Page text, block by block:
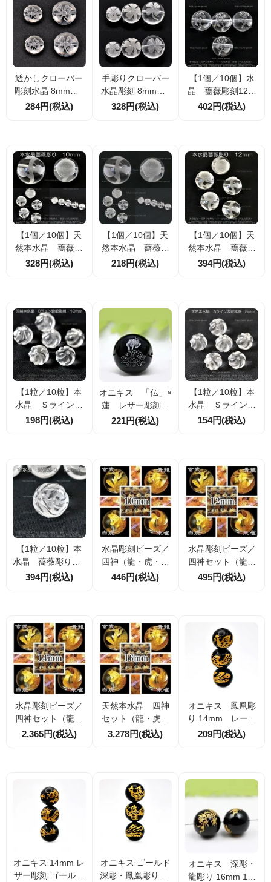
透かしクローバー
彫刻水晶 8mm・1
0mm 1粒販売／1
284円(税込)
手彫りクローバー
水晶彫刻 8mm・1
0mm・12mm 1
石ビーズ
328円(税込)
【1個／10個】水
晶 薔薇彫刻12ｍ
ｍ 切り抜き透か
402円(税込)
【1個／10個】天
然本水晶 薔薇彫
刻10ｍｍ 立体手
328円(税込)
【1個／10個】天
然本水晶 薔薇彫
刻8ｍｍ 立体深彫
218円(税込)
【1個／10個】天
然本水晶 薔薇彫
刻12ｍｍ 手彫り
394円(税込)
【1粒／10粒】本
水晶 Ｓライン波
紋彫刻 10ｍｍ
198円(税込)
オニキス 「仏」×
蓮 レザー彫刻ビ
ーズ シルバー彫
221円(税込)
【1粒／10粒】本
水晶 Ｓライン波
紋彫刻 8ｍｍ（1
154円(税込)
【1粒／10粒】本
水晶 薔薇彫り 1
2ｍｍ（17572467
394円(税込)
水晶彫刻ビーズ／
四神（龍・虎・朱
雀・玄武）ゴール
446円(税込)
水晶彫刻ビーズ／
四神セット（龍・
虎・朱雀・玄武）
495円(税込)
水晶彫刻ビーズ／
四神セット（龍・
虎・朱雀・玄武）
2,365円(税込)
天然本水晶 四神
セット（龍・虎・
朱雀・玄武）ゴー
3,278円(税込)
オニキス 鳳凰彫
り 14mm レーザ
ー彫りゴールド
209円(税込)
オニキス 14mm レ
ザー彫刻 ゴールド
オニキス ゴールド
深彫・鳳凰彫り 14
オニキス 深彫・
龍彫り 16mm 1粒